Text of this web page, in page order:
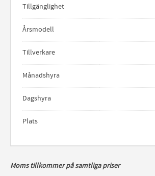
Tillgänglighet
Årsmodell
Tillverkare
Månadshyra
Dagshyra
Plats
Moms tillkommer på samtliga priser